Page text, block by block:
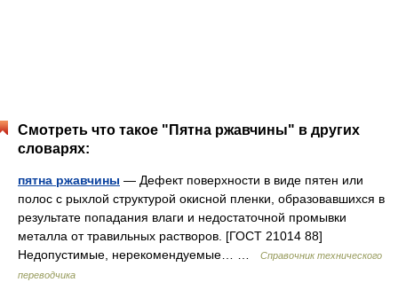
Смотреть что такое "Пятна ржавчины" в других
словарях:
пятна ржавчины — Дефект поверхности в виде пятен или
полос с рыхлой структурой окисной пленки, образовавшихся в
результате попадания влаги и недостаточной промывки
металла от травильных растворов. [ГОСТ 21014 88]
Недопустимые, нерекомендуемые… …
Справочник технического
переводчика